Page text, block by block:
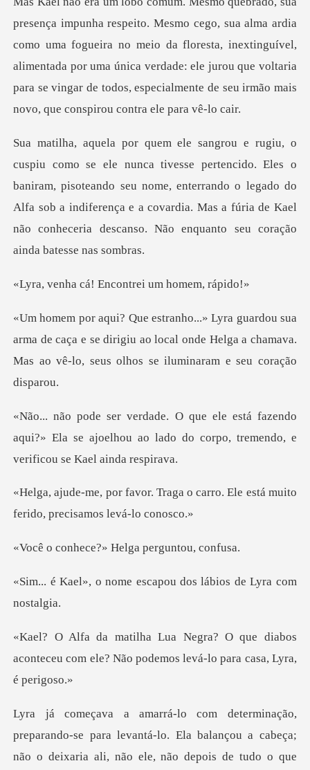
omo uma fogueira no meio da floresta, inextinguível,
alimentada por uma única verdade: ele jurou que voltar
Eles o
baniram, pisoteando seu nome, enterrando o legado do
Alfa sob a indiferença e a covardia
! Encontrei um
a de caça e se dirigiu ao local onde Helga a chamava.
Mas
azendo
aqui?» Ela se ajoelhou ao lado do corpo
aga o carro. Ele está muito
fer
e?» Helga perg
me escapou dos lábios
ue diabos
aconteceu com ele? Não podemo
vantá-lo. Ela balançou a cabeça;
não o deixaria ali, não ele, não de